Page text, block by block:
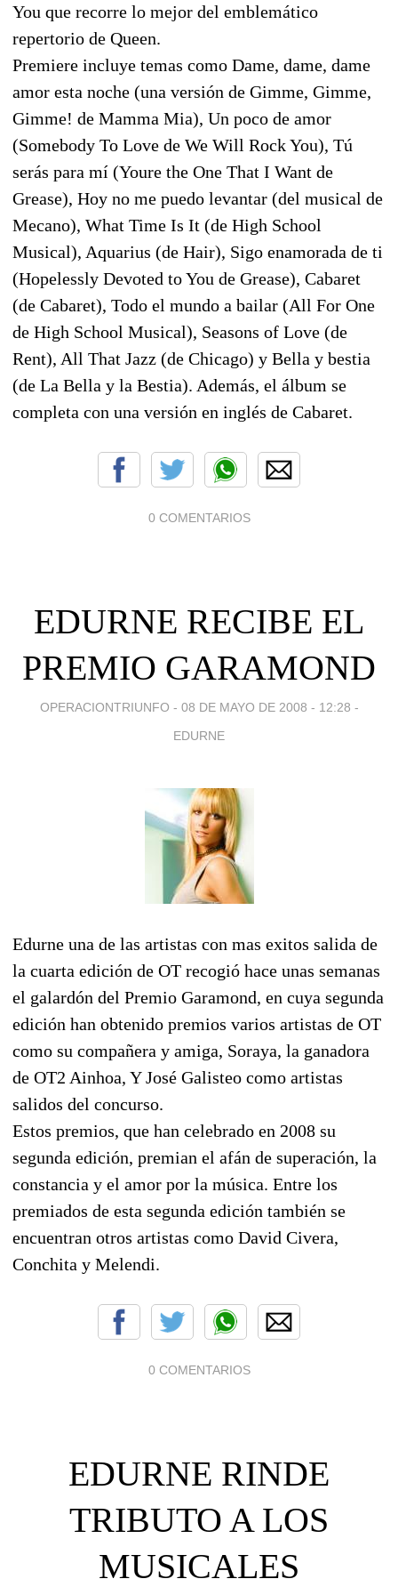
You que recorre lo mejor del emblemático
repertorio de Queen.
Premiere incluye temas como Dame, dame, dame
amor esta noche (una versión de Gimme, Gimme,
Gimme! de Mamma Mia), Un poco de amor
(Somebody To Love de We Will Rock You), Tú
serás para mí (Youre the One That I Want de
Grease), Hoy no me puedo levantar (del musical de
Mecano), What Time Is It (de High School
Musical), Aquarius (de Hair), Sigo enamorada de ti
(Hopelessly Devoted to You de Grease), Cabaret
(de Cabaret), Todo el mundo a bailar (All For One
de High School Musical), Seasons of Love (de
Rent), All That Jazz (de Chicago) y Bella y bestia
(de La Bella y la Bestia). Además, el álbum se
completa con una versión en inglés de Cabaret.
0 COMENTARIOS
EDURNE RECIBE EL
PREMIO GARAMOND
OPERACIONTRIUNFO - 08 DE MAYO DE 2008 - 12:28 -
EDURNE
Edurne una de las artistas con mas exitos salida de
la cuarta edición de OT recogió hace unas semanas
el galardón del Premio Garamond, en cuya segunda
edición han obtenido premios varios artistas de OT
como su compañera y amiga, Soraya, la ganadora
de OT2 Ainhoa, Y José Galisteo como artistas
salidos del concurso.
Estos premios, que han celebrado en 2008 su
segunda edición, premian el afán de superación, la
constancia y el amor por la música. Entre los
premiados de esta segunda edición también se
encuentran otros artistas como David Civera,
Conchita y Melendi.
0 COMENTARIOS
EDURNE RINDE
TRIBUTO A LOS
MUSICALES